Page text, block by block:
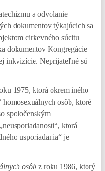
a odvolanie
dokumentov týkajúcich sa
cirkevného súcitu
dokumentov Kongregácie
inkvizície. Neprijateľné sú
1975, ktorá okrem iného
osôb, ktoré
spoločenským
ktorá
usporiadania“ je
osôbz roku 1986, ktorý